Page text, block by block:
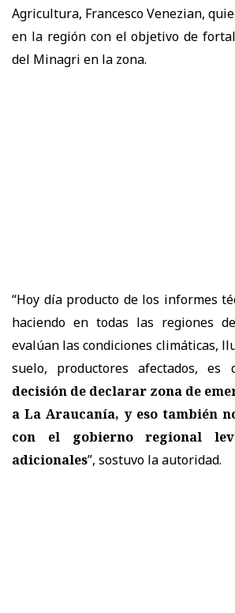
Agricultura, Francesco Venezian,
en la región con el objetivo de
del Minagri en la zona.
“Hoy día producto de los informes
haciendo en todas las regiones
evalúan las condiciones climáticas,
suelo, productores afectados, es
decisión de declarar zona de
a La Araucanía, y eso también
con el gobierno regional
adicionales”, sostuvo la autoridad.